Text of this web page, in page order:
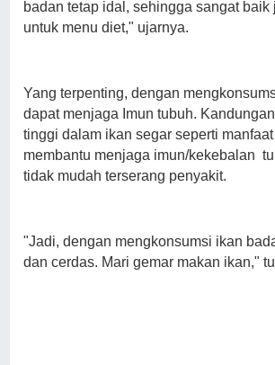
badan tetap idal, sehingga sangat baik
untuk menu diet," ujarnya.
Yang terpenting, dengan
dapat menjaga Imun tubuh.
tinggi dalam ikan segar seperti
membantu menjaga imun/kekebalan
tidak mudah terserang penyakit.
"Jadi, dengan mengkonsumsi ikan
dan cerdas. Mari gemar makan ikan,"